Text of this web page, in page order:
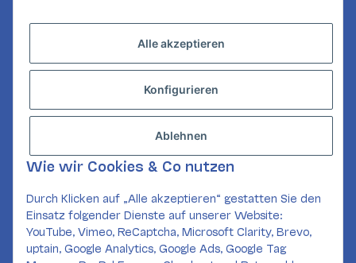
Produktsortiment per E-Mail zu.
GESETZLICHE INFORMATIONEN
KONTAKT
SOCIAL MEDIA
Alle akzeptieren
Konfigurieren
Ablehnen
Wie wir Cookies & Co nutzen
Durch Klicken auf „Alle akzeptieren“ gestatten Sie den
Einsatz folgender Dienste auf unserer Website:
YouTube, Vimeo, ReCaptcha, Microsoft Clarity, Brevo,
uptain, Google Analytics, Google Ads, Google Tag